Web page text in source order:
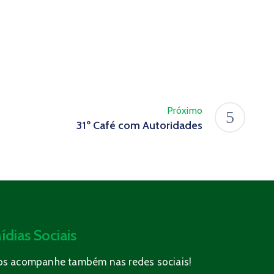
Próximo
31º Café com Autoridades
Sociais
acompanhe também nas redes sociais!